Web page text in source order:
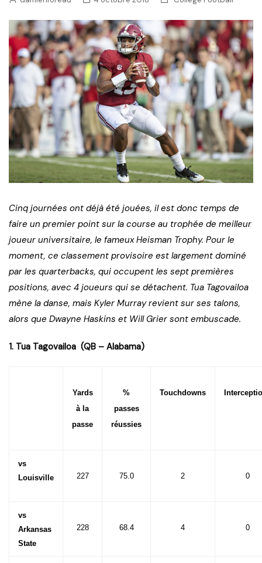
Cinq journées ont déjà été jouées, il est donc temps de
faire un premier point sur la course au trophée de meilleur
joueur universitaire, le fameux Heisman Trophy. Pour le
moment, ce classement provisoire est largement dominé
par les quarterbacks, qui occupent les sept premières
positions, avec 4 joueurs qui se détachent. Tua Tagovailoa
mène la danse, mais Kyler Murray revient sur ses talons,
alors que Dwayne Haskins et Will Grier sont embuscade.
1. Tua Tagovailoa (QB – Alabama)
Yards
à la
passe
%
passes
réussies
Touchdowns
vs
Louisville
227 75.0 2 0
vs
Arkansas
State
228 68.4 4 0